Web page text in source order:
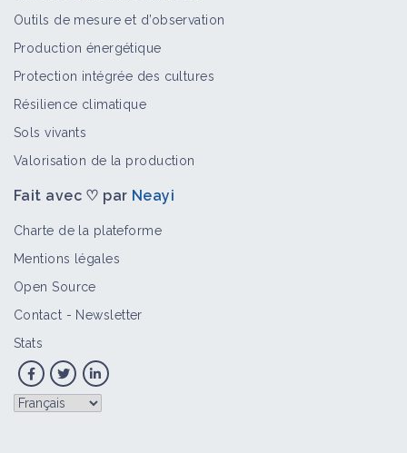
Outils de mesure et d’observation
Production énergétique
Protection intégrée des cultures
Résilience climatique
Sols vivants
Valorisation de la production
Fait avec ♡ par Neayi
Charte de la plateforme
Mentions légales
Open Source
Contact - Newsletter
Stats